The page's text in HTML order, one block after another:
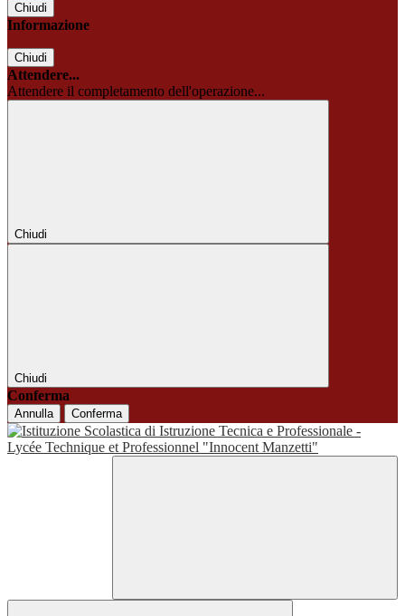
Chiudi
Informazione
Chiudi
Attendere...
Attendere il completamento dell'operazione...
Chiudi
Chiudi
Conferma
Annulla Conferma